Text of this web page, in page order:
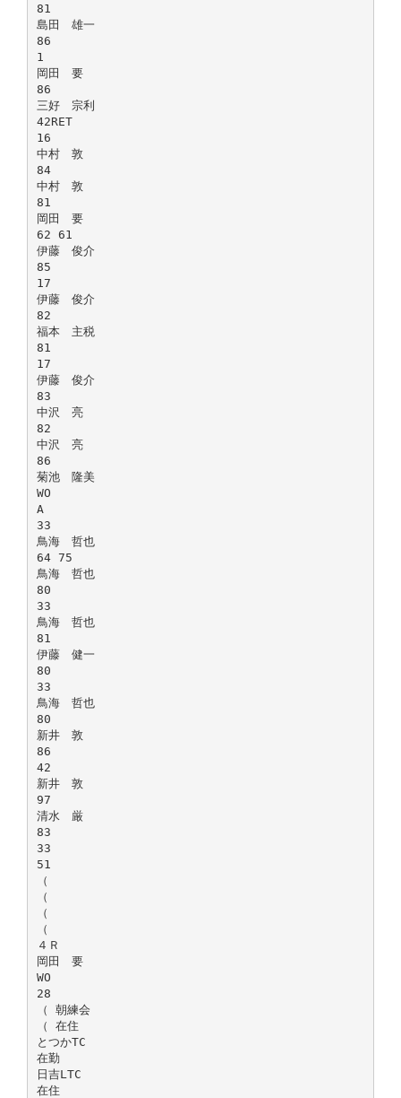
81
島田 雄一
86
1
岡田 要
86
三好 宗利
42RET
16
中村 敦
84
中村 敦
81
岡田 要
62 61
伊藤 俊介
85
17
伊藤 俊介
82
福本 主税
81
17
伊藤 俊介
83
中沢 亮
82
中沢 亮
86
菊池 隆美
WO
A
33
鳥海 哲也
64 75
鳥海 哲也
80
33
鳥海 哲也
81
伊藤 健一
80
33
鳥海 哲也
80
新井 敦
86
42
新井 敦
97
清水 厳
83
33
51
（
（
（
（
４Ｒ
岡田 要
WO
28
（ 朝練会
（ 在住
とつかTC
在勤
日吉LTC
在住